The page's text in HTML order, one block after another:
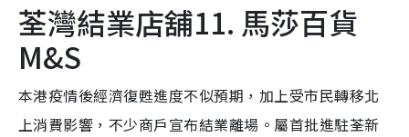
荃灣結業店舖11. 馬莎百貨
M&S
本港疫情後經濟復甦進度不似預期，加上受市民轉移北
上消費影響，不少商戶宣布結業離場。屬首批進駐荃新